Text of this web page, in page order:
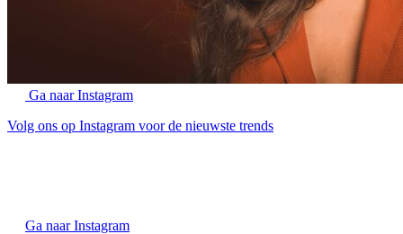
Ga naar Instagram
Volg ons op Instagram voor de nieuwste trends
Ga naar Instagram